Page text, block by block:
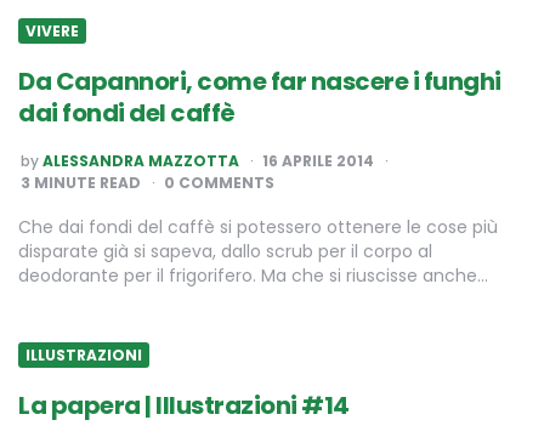
VIVERE
Da Capannori, come far nascere i funghi
dai fondi del caffè
POSTED
BY
byALESSANDRA MAZZOTTA
16 APRILE 2014
3 MINUTE READ 0 COMMENTS
Che dai fondi del caffè si potessero ottenere le cose più
disparate già si sapeva, dallo scrub per il corpo al
deodorante per il frigorifero. Ma che si riuscisse anche…
ILLUSTRAZIONI
La papera | Illustrazioni #14